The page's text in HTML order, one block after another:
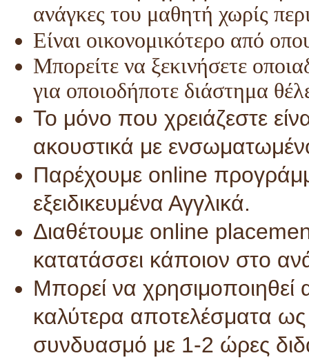
ανάγκες του μαθητή χωρίς
Είναι οικονομικότερο από
Μπορείτε να ξεκινήσετε
για οποιοδήποτε διάστημα
Το μόνο που χρειάζεστε
ακουστικά με
Παρέχουμε online
εξειδικευμένα Αγγλικά.
Διαθέτουμε online
κατατάσσει κάποιον στο
Mπορεί να
καλύτερα αποτελέσματα
συνδυασμό με 1-2 ώρες